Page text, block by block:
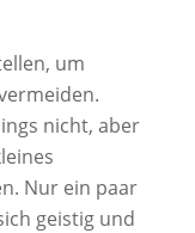
um
nicht, aber
Nur ein paar
geistig und